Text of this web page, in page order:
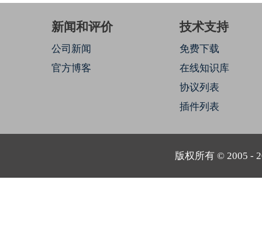
新闻和评价
公司新闻
官方博客
技术支持
免费下载
在线知识库
协议列表
插件列表
版权所有 © 2005 -